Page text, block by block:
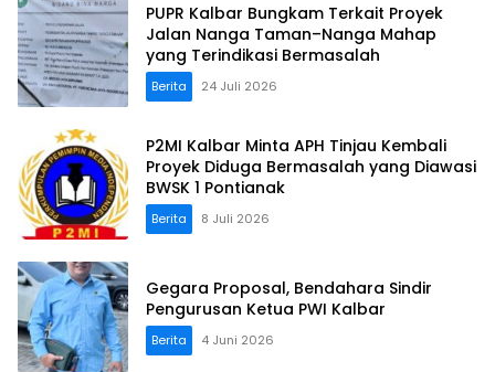
PUPR Kalbar Bungkam Terkait Proyek
Jalan Nanga Taman–Nanga Mahap
yang Terindikasi Bermasalah
Berita 24 Juli 2026
P2MI Kalbar Minta APH Tinjau Kembali
Proyek Diduga Bermasalah yang Diawasi
BWSK 1 Pontianak
Berita 8 Juli 2026
Gegara Proposal, Bendahara Sindir
Pengurusan Ketua PWI Kalbar
Berita 4 Juni 2026